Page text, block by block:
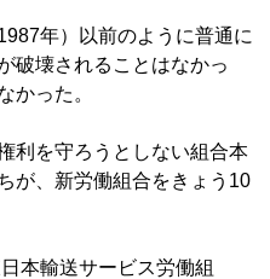
年）以前のように普通に
破壊されることはなかっ
かった。
利を守ろうとしない組合本
が、新労働組合をきょう10
本輸送サービス労働組